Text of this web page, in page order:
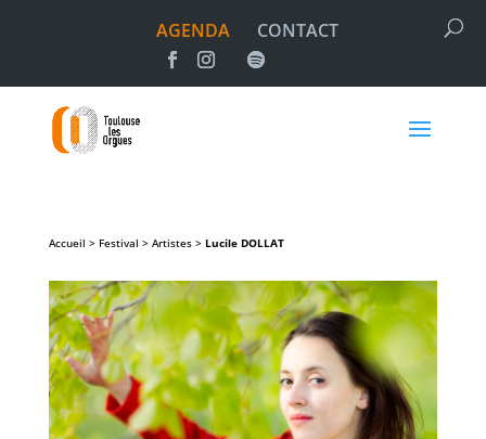
AGENDA CONTACT
Accueil > Festival > Artistes > Lucile DOLLAT